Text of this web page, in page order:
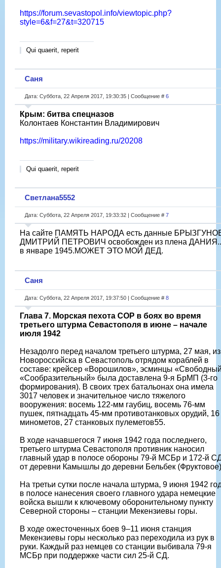
https://forum.sevastopol.info/viewtopic.php?
style=6&f=27&t=320715
Qui quaerit, reperit
Саня
Дата: Суббота, 22 Апреля 2017, 19:30:35 | Сообщение # 6
Крым: битва спецназов
Колонтаев Константин Владимирович
https://military.wikireading.ru/20208
Qui quaerit, reperit
Светлана5552
Дата: Суббота, 22 Апреля 2017, 19:33:32 | Сообщение # 7
На сайте ПАМЯТЬ НАРОДА есть данные
ДМИТРИЙ ПЕТРОВИЧ освобожден из плена
в январе 1945.МОЖЕТ ЭТО МОЙ ДЕД.
Саня
Дата: Суббота, 22 Апреля 2017, 19:37:50 | Сообщение # 8
Глава 7. Морская пехота СОР в боях во время
третьего штурма Севастополя в июне – начале
июля 1942
Незадолго перед началом третьего штурма, 27 мая, из
Новороссийска в Севастополь отрядом кораблей в
составе: крейсер «Ворошилов», эсминцы
«Сообразительный» была доставлена 9-я БрМП (3-го
формирования). В своих трех батальонах она имела
3017 человек и значительное число тяжелого
вооружения: восемь 122-мм гаубиц, восемь 76-мм
пушек, пятнадцать 45-мм противотанковых орудий, 16
минометов, 27 станковых пулеметов55.
В ходе начавшегося 7 июня 1942 года последнего,
третьего штурма Севастополя противник наносил
главный удар в полосе обороны 79-й МСБр и 172-й
от деревни Камышлы до деревни Бельбек
На третьи сутки после начала штурма, 9 июня 1942
в полосе нанесения своего главного удара немецкие
войска вышли к ключевому оборонительному пункту
Северной стороны – станции Мекензиевы горы.
В ходе ожесточенных боев 9–11 июня станция
Мекензиевы горы несколько раз переходила из рук в
руки. Каждый раз немцев со станции выбивала 79-я
МСБр при поддержке части сил 25-й СД.